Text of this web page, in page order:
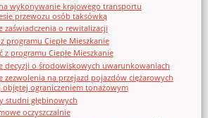
wykonywanie krajowego transportu
przewozu osób taksówką
zaświadczenia o rewitalizacji
programu Ciepłe Mieszkanie
z programu Ciepłe Mieszkanie
decyzji o środowiskowych uwarunkowaniach
zezwolenia na przejazd pojazdów ciężarowych
ograniczeniem tonażowym
studni głębinowych
oczyszczalnie